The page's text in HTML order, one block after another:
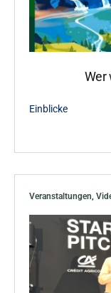
Wer
Einblicke
Veranstaltungen,